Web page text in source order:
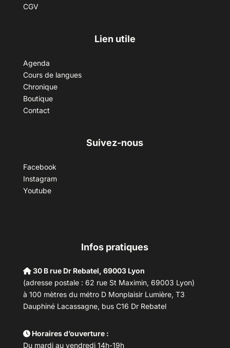
CGV
Lien utile
Agenda
Cours de langues
Chronique
Boutique
Contact
Suivez-nous
Facebook
Instagram
Youtube
Infos pratiques
30 B rue Dr Rebatel, 69003 Lyon
(adresse postale : 62 rue St Maximin, 69003 Lyon)
à 100 mètres du métro D Monplaisir Lumière, T3
Dauphiné Lacassagne, bus C16 Dr Rebatel
Horaires d’ouverture :
Du mardi au vendredi 14h-19h